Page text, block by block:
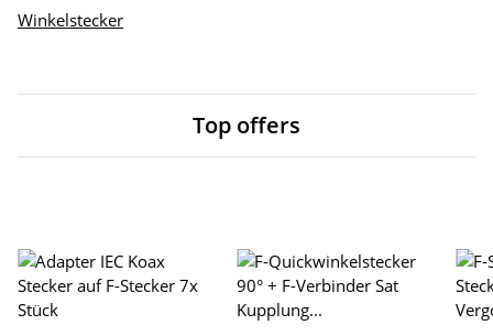
Winkelstecker
Top offers